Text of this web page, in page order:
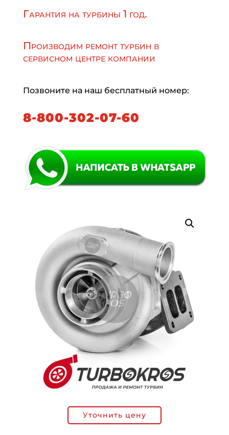
Гарантия на турбины 1 год.
Производим ремонт турбин в
сервисном центре компании
Позвоните на наш бесплатный номер:
8-800-302-07-60
Уточнить цену